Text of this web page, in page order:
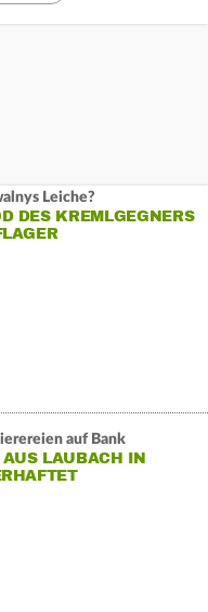
Leiche?
DES KREMLGEGNERS
auf Bank
LAUBACH IN